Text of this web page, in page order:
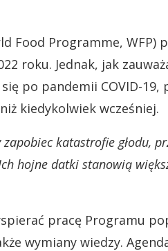
Food Programme, WFP)
roku. Jednak, jak
po pandemii COVID-19,
kiedykolwiek wcześniej.
katastrofie głodu,
hojne datki stanowią
pracę Programu
wymiany wiedzy.